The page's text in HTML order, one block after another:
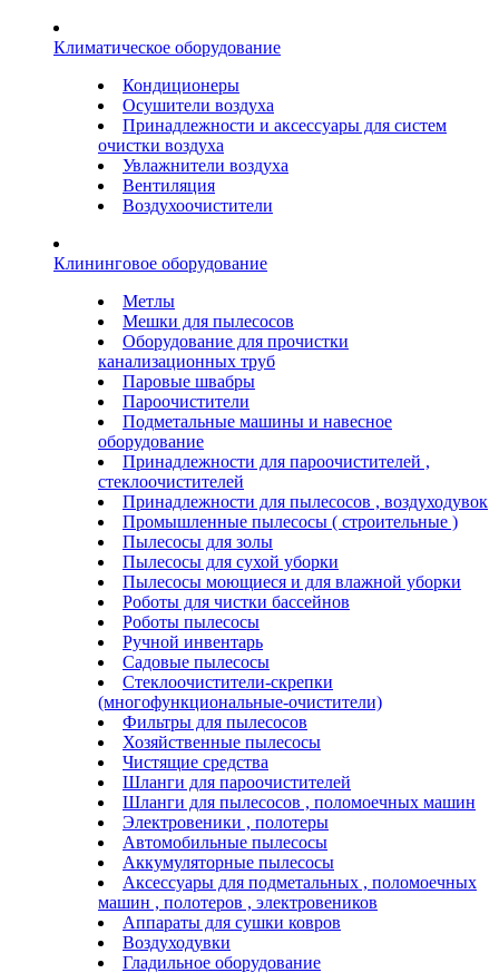
Климатическое оборудование
Кондиционеры
Осушители воздуха
Принадлежности и аксессуары для систем
очистки воздуха
Увлажнители воздуха
Вентиляция
Воздухоочистители
Клининговое оборудование
Метлы
Мешки для пылесосов
Оборудование для прочистки
канализационных труб
Паровые швабры
Пароочистители
Подметальные машины и навесное
оборудование
Принадлежности для пароочистителей ,
стеклоочистителей
Принадлежности для пылесосов , воздуходувок
Промышленные пылесосы ( строительные )
Пылесосы для золы
Пылесосы для сухой уборки
Пылесосы моющиеся и для влажной уборки
Роботы для чистки бассейнов
Роботы пылесосы
Ручной инвентарь
Садовые пылесосы
Стеклоочистители-скрепки
(многофункциональные-очистители)
Фильтры для пылесосов
Хозяйственные пылесосы
Чистящие средства
Шланги для пароочистителей
Шланги для пылесосов , поломоечных машин
Электровеники , полотеры
Автомобильные пылесосы
Аккумуляторные пылесосы
Аксессуары для подметальных , поломоечных
машин , полотеров , электровеников
Аппараты для сушки ковров
Воздуходувки
Гладильное оборудование